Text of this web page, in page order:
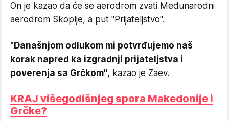
On je kazao da će se aerodrom zvati Međunarodni
aerodrom Skoplje, a put "Prijateljstvo".
"Današnjom odlukom mi potvrđujemo naš
korak napred ka izgradnji prijateljstva i
poverenja sa Grčkom", kazao je Zaev.
KRAJ višegodišnjeg spora Makedonije i
Grčke?